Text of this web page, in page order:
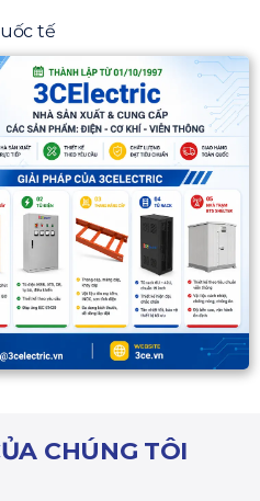
tế
CHÚNG TÔI